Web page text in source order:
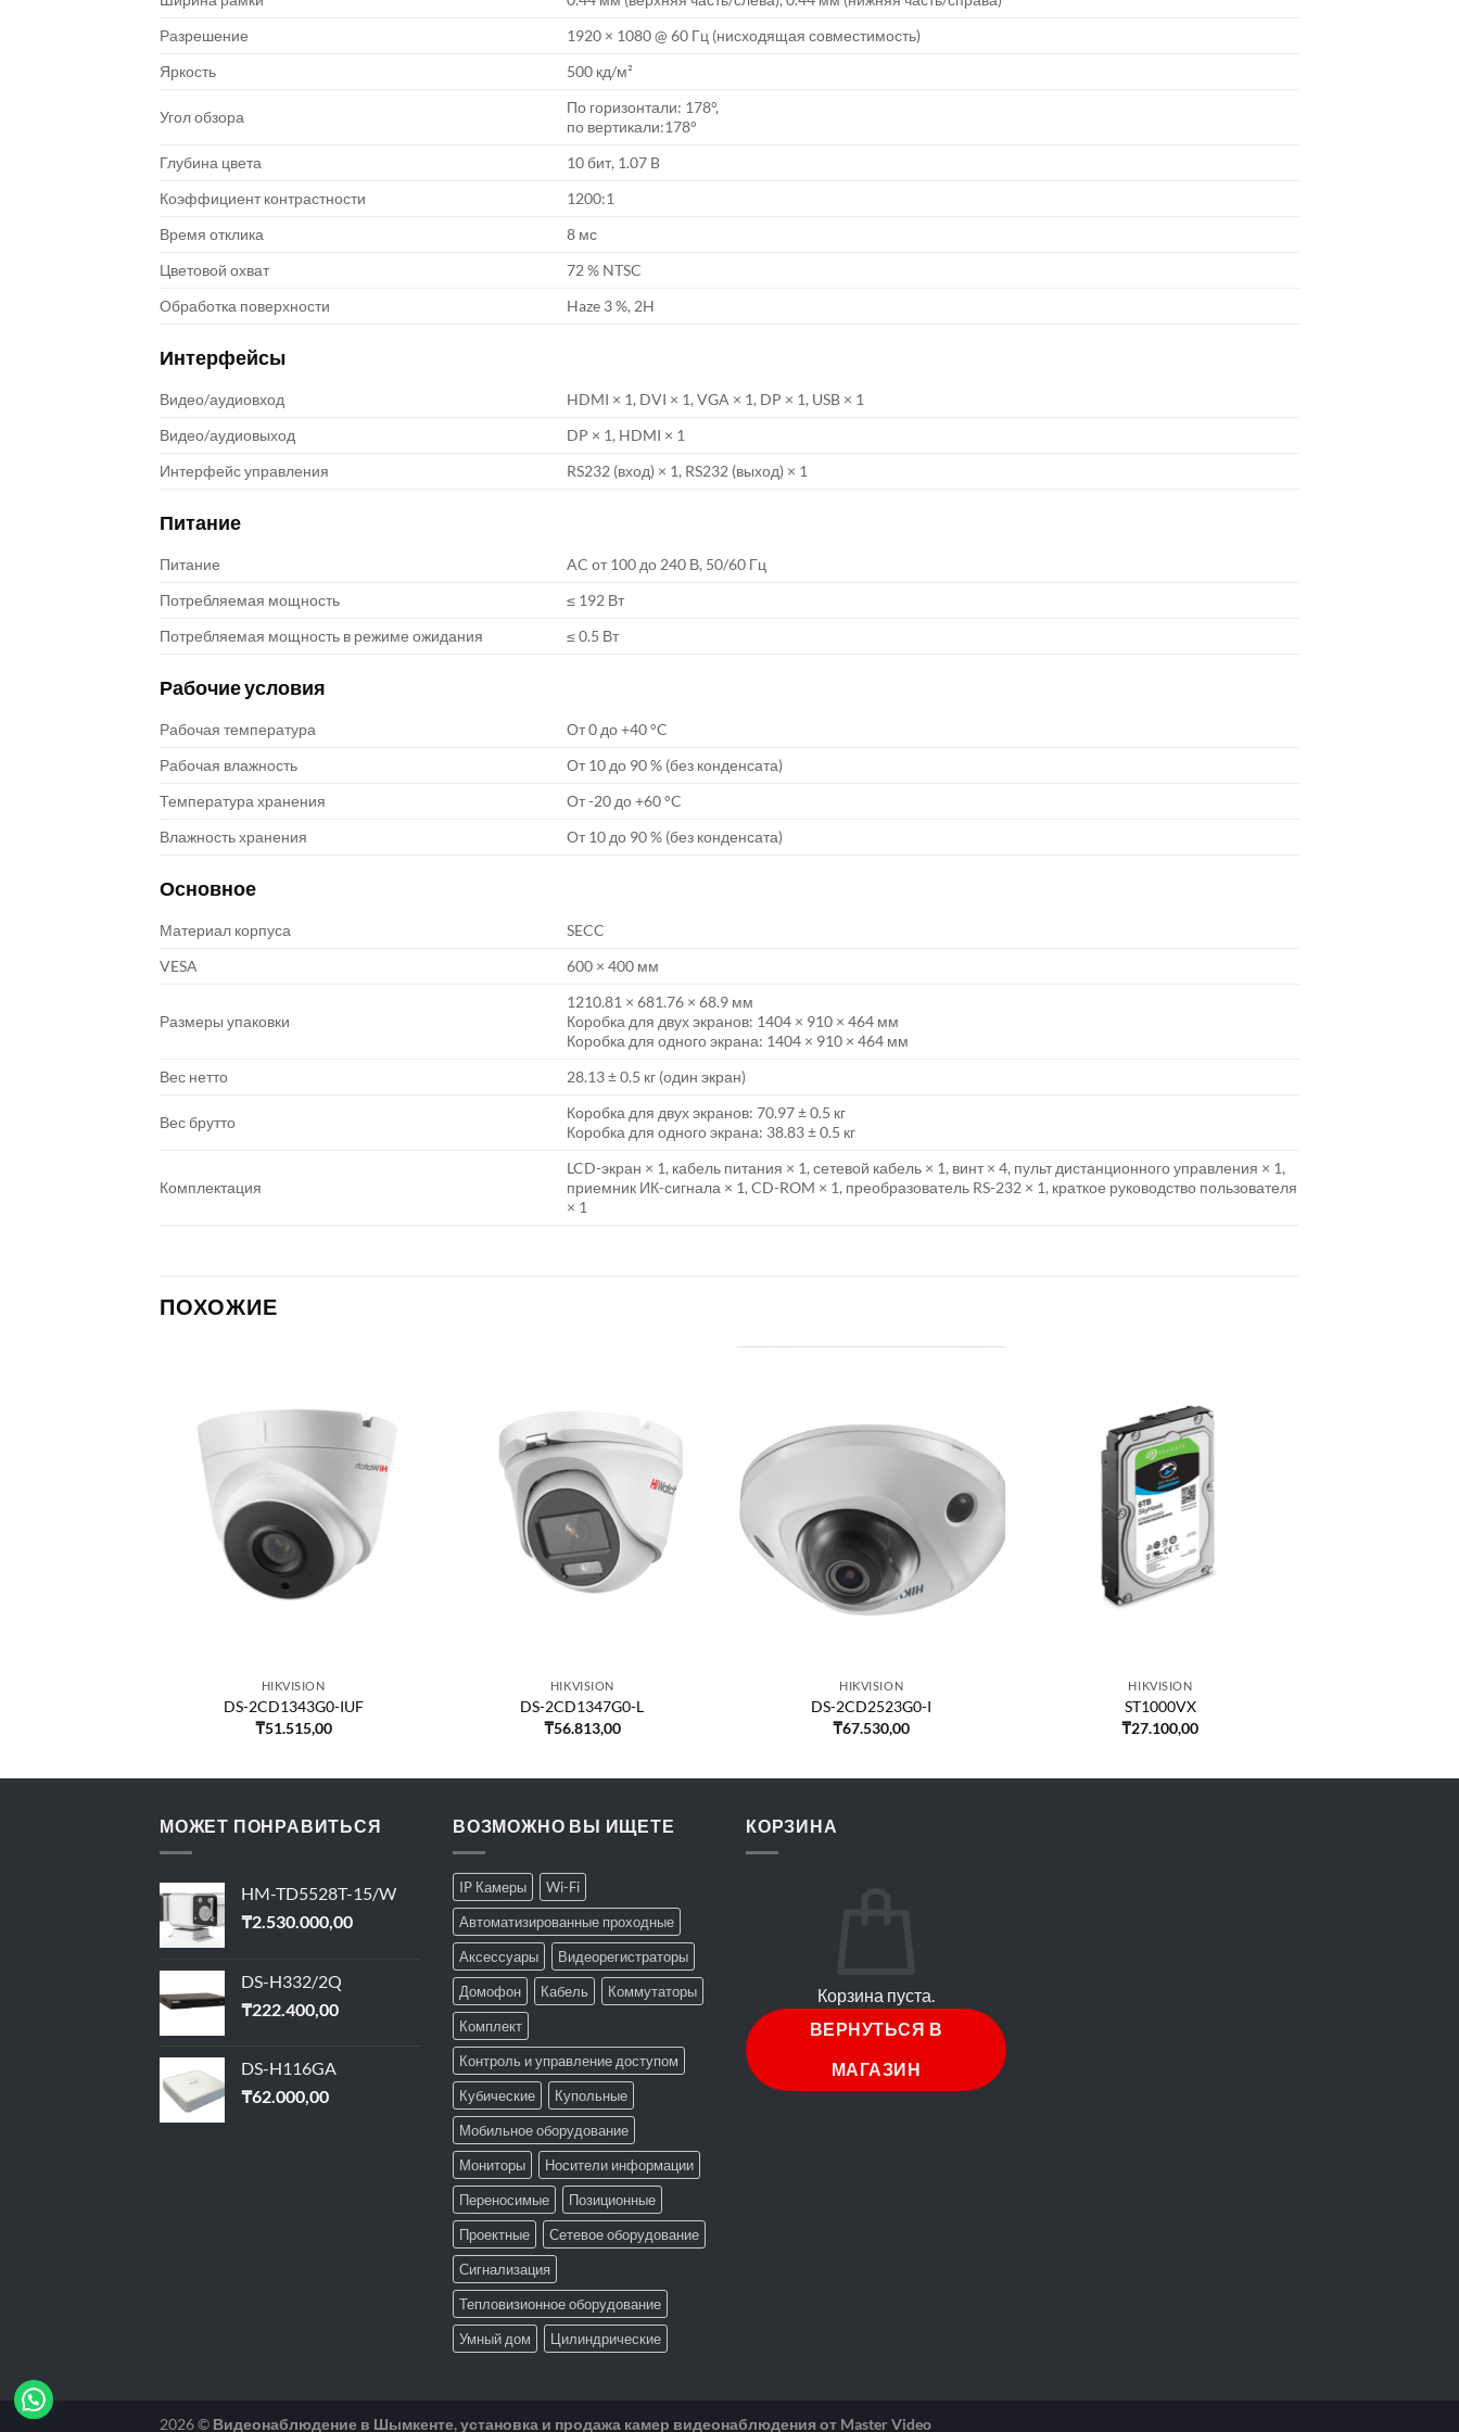
Разрешение
1920 × 1080 @ 60 Гц (нисходящая совместимость)
Яркость
500 кд/м²
Угол обзора
По горизонтали: 178°,
по вертикали:178°
Глубина цвета
10 бит, 1.07 B
Коэффициент контрастности
1200:1
Время отклика
8 мс
Цветовой охват
72 % NTSC
Обработка поверхности
Haze 3 %, 2H
Интерфейсы
Видео/аудиовход
HDMI × 1, DVI × 1, VGA × 1, DP × 1, USB × 1
Видео/аудиовыход
DP × 1, HDMI × 1
Интерфейс управления
RS232 (вход) × 1, RS232 (выход) × 1
Питание
Питание
AC от 100 до 240 В, 50/60 Гц
Потребляемая мощность
≤ 192 Вт
Потребляемая мощность в режиме ожидания
≤ 0.5 Вт
Рабочие условия
Рабочая температура
От 0 до +40 °C
Рабочая влажность
От 10 до 90 % (без конденсата)
Температура хранения
От -20 до +60 °C
Влажность хранения
От 10 до 90 % (без конденсата)
Основное
Материал корпуса
SECC
VESA
600 × 400 мм
Размеры упаковки
1210.81 × 681.76 × 68.9 мм
Коробка для двух экранов: 1404 × 910 × 464 мм
Коробка для одного экрана: 1404 × 910 × 464 мм
Вес нетто
28.13 ± 0.5 кг (один экран)
Вес брутто
Коробка для двух экранов: 70.97 ± 0.5 кг
Коробка для одного экрана: 38.83 ± 0.5 кг
Комплектация
LCD-экран × 1, кабель питания × 1, сетевой кабель × 1, винт × 4, пульт дистанционного управления × 1,
приемник ИК-сигнала × 1, CD-ROM × 1, преобразователь RS-232 × 1, краткое руководство пользователя
× 1
ПОХОЖИЕ
HIKVISION
DS-2CD1343G0-IUF
₸51.515,00
HIKVISION
DS-2CD1347G0-L
₸56.813,00
HIKVISION
DS-2CD2523G0-I
₸67.530,00
HIKVISION
ST1000VX
₸27.100,00
МОЖЕТ ПОНРАВИТЬСЯ
HM-TD5528T-15/W
₸2.530.000,00
DS-H332/2Q
₸222.400,00
DS-H116GA
₸62.000,00
ВОЗМОЖНО ВЫ ИЩЕТЕ
IP Камеры
Wi-Fi
Автоматизированные проходные
Аксессуары
Видеорегистраторы
Домофон
Кабель
Коммутаторы
Комплект
Контроль и управление доступом
Кубические
Купольные
Мобильное оборудование
Мониторы
Носители информации
Переносимые
Позиционные
Проектные
Сетевое оборудование
Сигнализация
Тепловизионное оборудование
Умный дом
Цилиндрические
КОРЗИНА
Корзина пуста.
ВЕРНУТЬСЯ В
МАГАЗИН
2026 © Видеонаблюдение в Шымкенте, установка и продажа камер видеонаблюдения от Master Video